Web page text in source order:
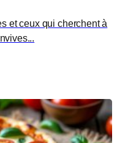
et ceux qui cherchent à